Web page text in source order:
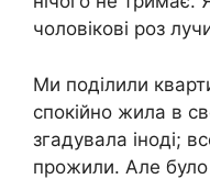
чоловікові роз
Ми поділили
спокійно жила в
згадувала іноді;
прожили. Але було